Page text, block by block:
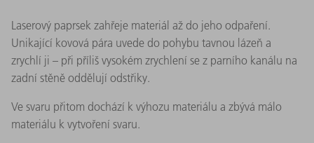
Laserový paprsek zahřeje materiál až do jeho odpaření.
Unikající kovová pára uvede do pohybu tavnou lázeň a
zrychlí ji – při příliš vysokém zrychlení se z parního kanálu na
zadní stěně oddělují odstřiky.
Ve svaru přitom dochází k výhozu materiálu a zbývá málo
materiálu k vytvoření svaru.